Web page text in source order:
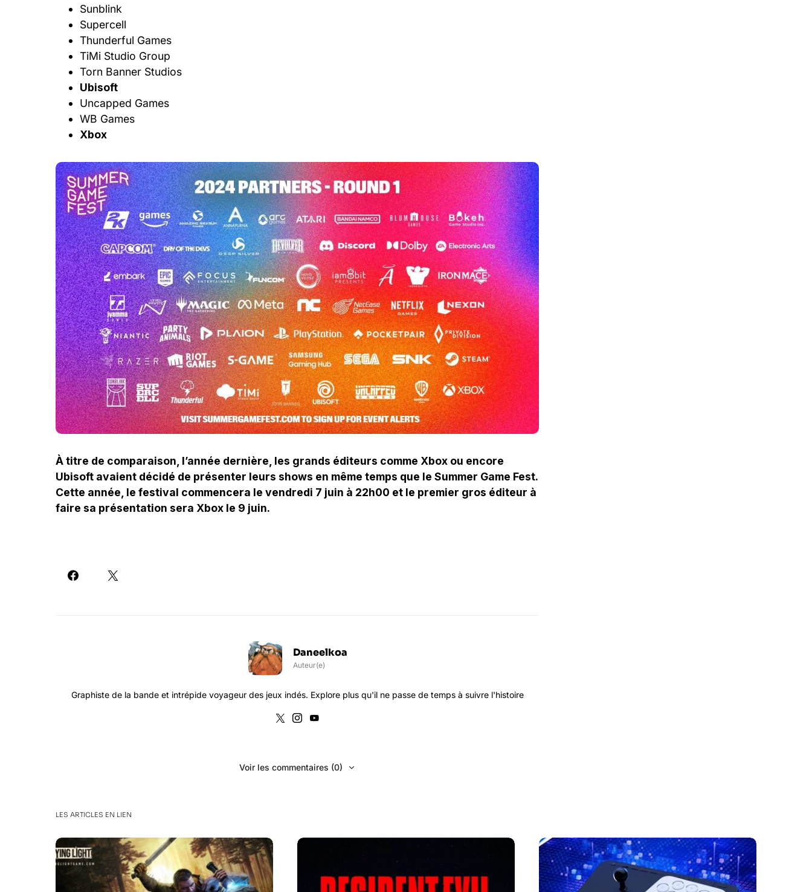
Sunblink
Supercell
Thunderful Games
TiMi Studio Group
Torn Banner Studios
Ubisoft
Uncapped Games
WB Games
Xbox
À titre de comparaison, l’année dernière, les grands éditeurs comme Xbox ou encore
Ubisoft avaient décidé de présenter leurs shows en même temps que le Summer Game Fest.
Cette année, le festival commencera le vendredi 7 juin à 22h00 et le premier gros éditeur à
faire sa présentation sera Xbox le 9 juin.
Daneelkoa
Auteur(e)
Graphiste de la bande et intrépide voyageur des jeux indés. Explore plus qu'il ne passe de temps à suivre l'histoire
Voir les commentaires (0)
LES ARTICLES EN LIEN